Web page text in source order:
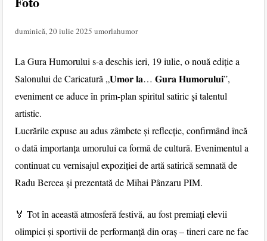
duminică, 20 iulie 2025 umorlahumor
La Gura Humorului s-a deschis ieri, 19 iulie, o nouă ediție a
Salonului de Caricatură „𝐔𝐦𝐨𝐫 𝐥𝐚… 𝐆𝐮𝐫𝐚 𝐇𝐮𝐦𝐨𝐫𝐮𝐥𝐮𝐢”,
eveniment ce aduce în prim-plan spiritul satiric și talentul
artistic.
Lucrările expuse au adus zâmbete și reflecție, confirmând încă
o dată importanța umorului ca formă de cultură. Evenimentul a
continuat cu vernisajul expoziției de artă satirică semnată de
Radu Bercea și prezentată de Mihai Pânzaru PIM.
🏅 Tot în această atmosferă festivă, au fost premiați elevii
olimpici și sportivii de performanță din oraș – tineri care ne fac